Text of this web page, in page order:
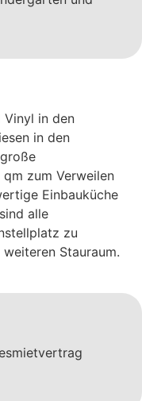
Vinyl in den
in den
zum Verweilen
Einbauküche
alle
zu
Stauraum.